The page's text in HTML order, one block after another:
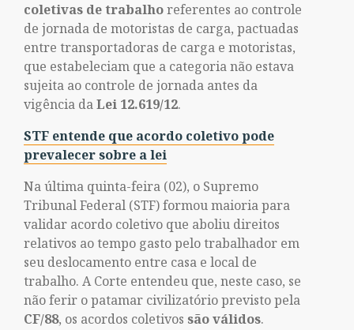
coletivas de trabalhoreferentes ao controle
de jornada de motoristas de carga, pactuadas
entre transportadoras de carga e motoristas,
que estabeleciam que a categoria não estava
sujeita ao controle de jornada antes da
vigência daLei 12.619/12.
STF entende que acordo coletivo pode
prevalecer sobre a lei
Na última quinta-feira (02), o Supremo
Tribunal Federal (STF) formou maioria para
validar acordo coletivo que aboliu direitos
relativos ao tempo gasto pelo trabalhador em
seu deslocamento entre casa e local de
trabalho. A Corte entendeu que, neste caso, se
não ferir o patamar civilizatório previsto pela
CF/88, os acordos coletivos são válidos.